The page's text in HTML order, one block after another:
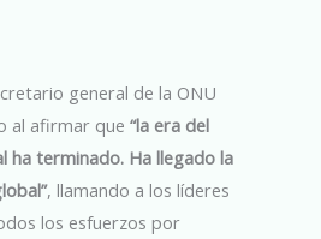
general de la ONU
al afirmar que“la era del
ha terminado. Ha llegado la
, llamando a los líderes
los esfuerzos por